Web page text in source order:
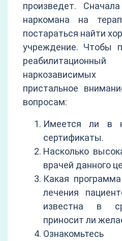
произведет.
наркомана на
постараться найти
учреждение. Чтобы
пристальное
вопросам:
Имеется ли в
сертификаты.
Насколько
врачей данного
Какая
лечения
известна в
приносит ли